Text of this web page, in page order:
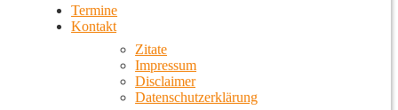
Termine
Kontakt
Zitate
Impressum
Disclaimer
Datenschutzerklärung